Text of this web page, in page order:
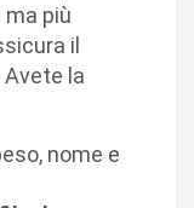
più
il
Avete la
nome e